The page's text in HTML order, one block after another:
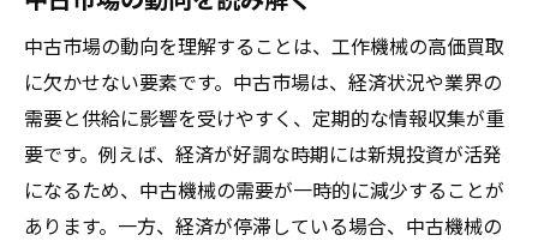
中古市場の動向を理解することは、工作機械の高価買取
に欠かせない要素です。中古市場は、経済状況や業界の
需要と供給に影響を受けやすく、定期的な情報収集が重
要です。例えば、経済が好調な時期には新規投資が活発
になるため、中古機械の需要が一時的に減少することが
あります。一方、経済が停滞している場合、中古機械の